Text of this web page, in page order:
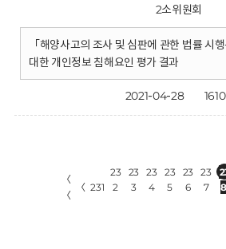
2소위원회
「해양사고의 조사 및 심판에 관한 법률 시
대한 개인정보 침해요인 평가 결과
2021-04-28
〈
〈
〈 231
23
2
23
3
23
4
23
5
23
6
23
7
8